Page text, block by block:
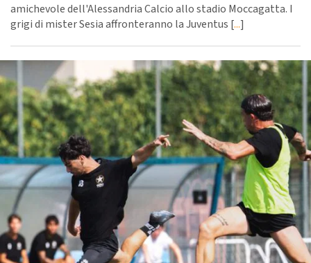
amichevole dell'Alessandria Calcio allo stadio Moccagatta. I
grigi di mister Sesia affronteranno la Juventus [...]